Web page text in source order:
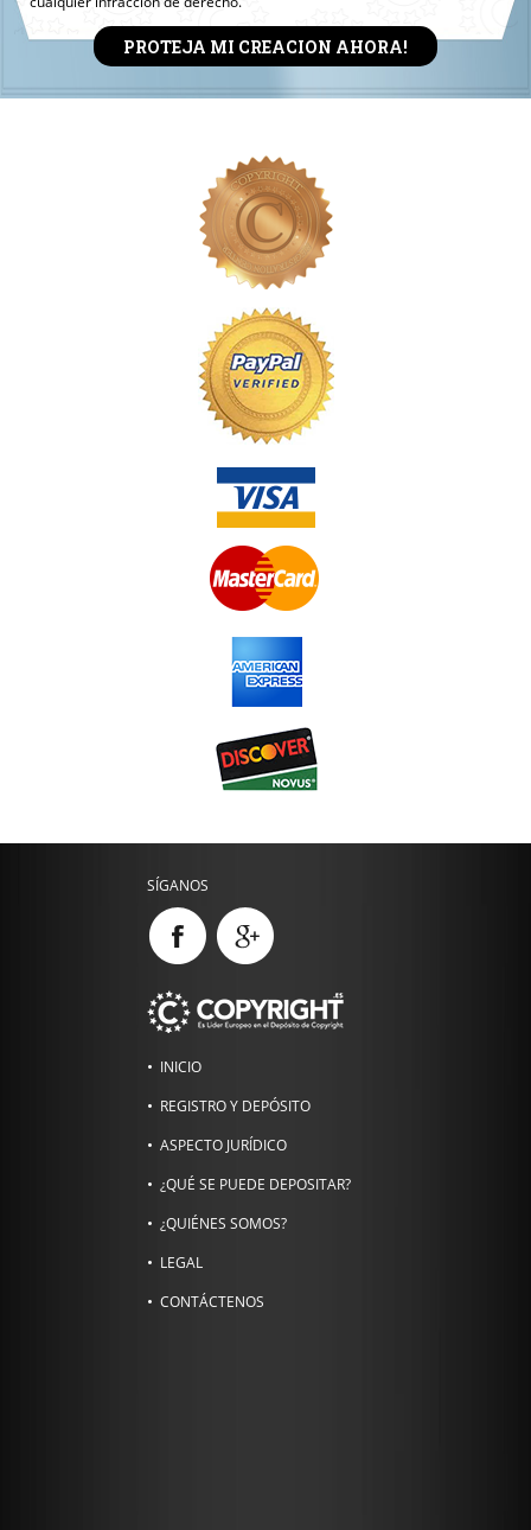
PROTEJA MI CREACION AHORA!
SÍGANOS
INICIO
REGISTRO Y DEPÓSITO
ASPECTO JURÍDICO
¿QUÉ SE PUEDE DEPOSITAR?
¿QUIÉNES SOMOS?
LEGAL
CONTÁCTENOS